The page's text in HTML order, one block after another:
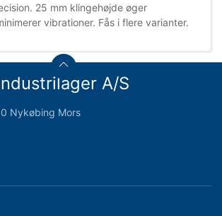
25 mm klingehøjde øger
vibrationer. Fås i flere varianter.
A/S
Nykøbing Mors